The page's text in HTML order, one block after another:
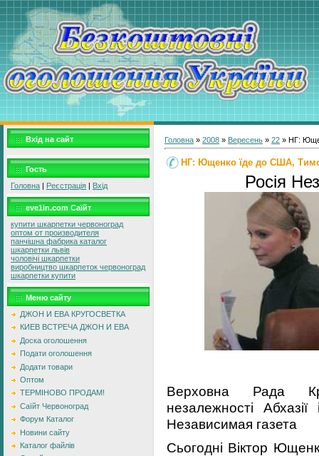
Вхід на сайт
Гость
Головна | Реєстрація | Вхід
eve1in.com Саїйт
купити шкарпетки червоноград
оптом от производителя
панчішна фабрика каталог
шкарпетки львів
чоловічі шкарпетки
виробництво шкарпеток червоноград
шкарпетки купити
Меню сайту
ДЖОН И ЕВА КРУГОСВЕТКА
КИЕВ ВСТРЕЧА ДЖОН И ЕВА
Доска оголошення
Подати оголошення
Додати товари
Оптом
ТЕРМІНОВО ПРОДАМ!
Саїйт Червоноград
Форум Каталог
Новини сайту
Каталог файлів
Головна » 2008 » Вересень » 22 » НГ:
НГ: Ющенко їде до США,
Росія
Верховна Рада
незалежності
Независимая газета
Сьогодні Віктор